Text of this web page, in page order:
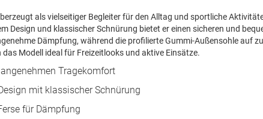
als vielseitiger Begleiter für den Alltag und sportliche
Design und klassischer Schnürung bietet er einen sicheren und
Dämpfung, während die profilierte Gummi-Außensohle auf
Modell ideal für Freizeitlooks und aktive Einsätze.
Tragekomfort
mit klassischer Schnürung
für Dämpfung